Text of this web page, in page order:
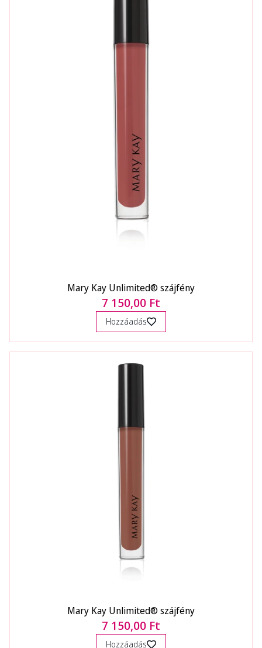
Mary Kay Unlimited® szájfény
7 150,00 Ft
Hozzáadás
Mary Kay Unlimited® szájfény
7 150,00 Ft
Hozzáadás